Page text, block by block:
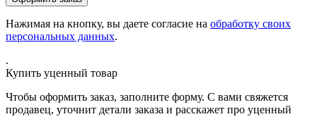
Нажимая на кнопку, вы даете согласие на обработку своих
персональных данных.
.
Купить уценный товар
Чтобы оформить заказ, заполните форму. С вами свяжется
продавец, уточнит детали заказа и расскажет про уценный